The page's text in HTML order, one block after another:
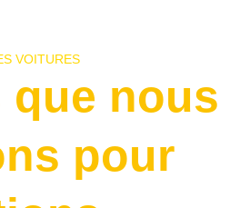
VOITURES
que nous
pour